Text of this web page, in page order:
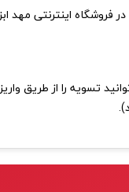
اینترنتی مهد
تسویه را از طریق